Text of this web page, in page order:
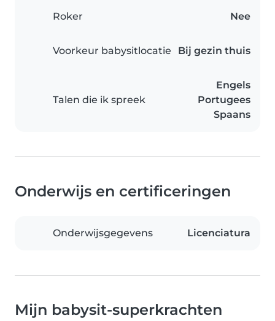
Roker Nee
Voorkeur babysitlocatie Bij gezin thuis
Talen die ik spreek
Engels
Portugees
Spaans
Onderwijs en certificeringen
Onderwijsgegevens Licenciatura
Mijn babysit-superkrachten